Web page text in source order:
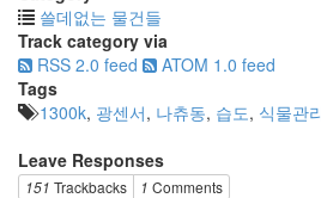
쓸데없는 물건들
Track category via
RSS 2.0 feed
ATOM 1.0 feed
Tags
1300k, 광센서, 나츄동, 습도, 식물관
Leave Responses
151 Trackbacks 1 Comments